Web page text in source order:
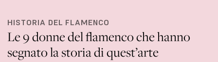
HISTORIA DEL FLAMENCO
Le 9 donne del flamenco che hanno
segnato la storia di quest’arte